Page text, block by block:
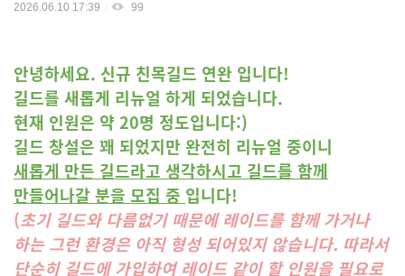
판
2026.06.10 17:39 99
안녕하세요. 신규 친목길드 연완 입니다!
길드를 새롭게 리뉴얼 하게 되었습니다.
현재 인원은 약 20명 정도입니다:)
길드 창설은 꽤 되었지만 완전히 리뉴얼 중이니
새롭게 만든 길드라고 생각하시고 길드를 함께
만들어나갈 분을 모집 중 입니다!
(초기 길드와 다름없기 때문에 레이드를 함께 가거나
하는 그런 환경은 아직 형성 되어있지 않습니다. 따라서
단순히 길드에 가입하여 레이드 같이 할 인원을 필요로